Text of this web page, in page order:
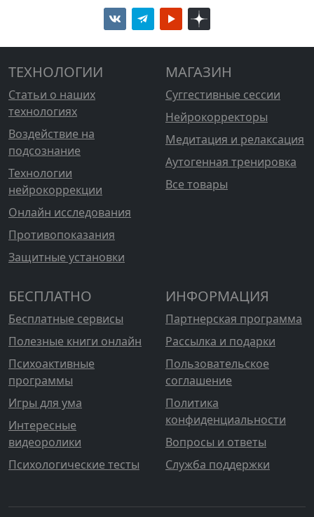
ТЕХНОЛОГИИ
Статьи о наших
технологиях
Воздействие на
подсознание
Технологии
нейрокоррекции
Онлайн исследования
Противопоказания
Защитные установки
МАГАЗИН
Суггестивные сессии
Нейрокорректоры
Медитация и релаксация
Аутогенная тренировка
Все товары
БЕСПЛАТНО
Бесплатные сервисы
Полезные книги онлайн
Психоактивные
программы
Игры для ума
Интересные
видеоролики
Психологические тесты
ИНФОРМАЦИЯ
Партнерская программа
Рассылка и подарки
Пользовательское
соглашение
Политика
конфиденциальности
Вопросы и ответы
Служба поддержки